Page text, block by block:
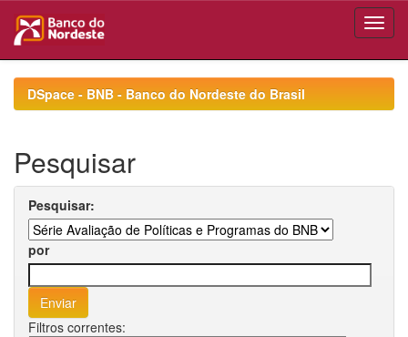
navigationDSpace - BNB - Banco do Nordeste do Brasil
Pesquisar
Pesquisar:
por
Filtros correntes: